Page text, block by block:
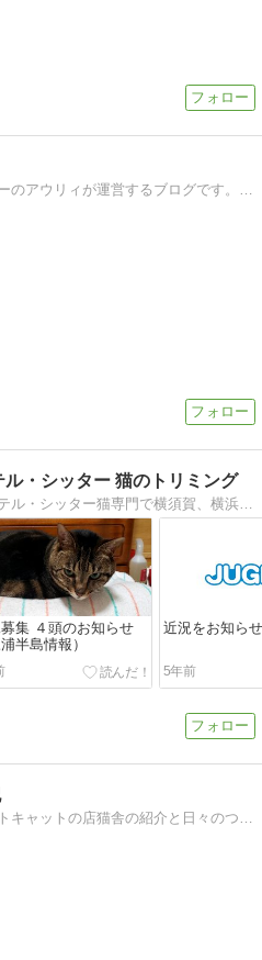
・シッター 猫のトリミング
キャッツポウは猫専門のホテル・シッター猫専門で横須賀、横浜金沢区を中心に活動しています。特に猫のトリミングはご好評いただいてます。
集 ４頭のお知らせ
浦半島情報）
近況をお知らせ
5年前